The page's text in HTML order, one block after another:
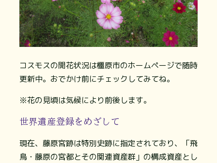
コスモスの開花状況は橿原市のホームページで随時
更新中。おでかけ前にチェックしてみてね。
※花の見頃は気候により前後します。
世界遺産登録をめざして
現在、藤原宮跡は特別史跡に指定されており、「飛
鳥・藤原の宮都とその関連資産群」の構成資産とし